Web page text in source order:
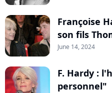
Françoise
son fils
June 14, 2024
F. Hardy :
personnel"